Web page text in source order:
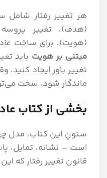
هر تغییر رفتار شامل
(هدف)، تغییر
(هویت). برای ساخت
مبتنی بر هویت باید
تغییر باور ایجاد
ماندگار شود، سخت
بخشی از کتاب
ستونِ این کتاب، مدل
است – نشانه، تمایل،
قانون تغییر رفتار که